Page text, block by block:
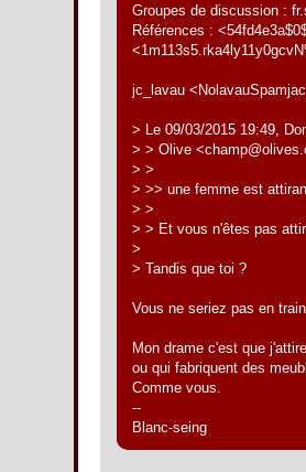
Groupes de discussion :
Références :
jc_lavau
> Le 09/03/2015 19:49,
> > Olive
> >
> >> une femme est
> >
> > Et vous n'êtes pas
>
> Tandis que toi ?
Vous ne seriez pas en
Mon drame c'est que
ou qui fabriquent des
Comme vous.
--
Blanc-seing